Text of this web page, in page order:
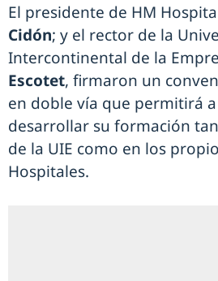
El presidente de HM
Cidón; y el rector de la
Intercontinental de la
Escotet, firmaron un
en doble vía que permitirá
desarrollar su formación
de la UIE como en los
Hospitales.